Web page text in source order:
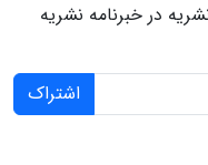
در خبرنامه نشریه
اشتراک